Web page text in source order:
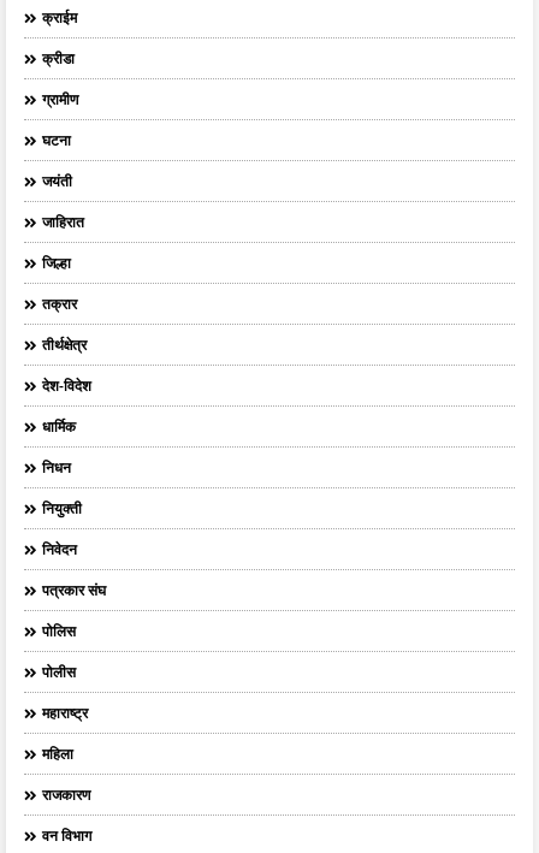
क्राईम
क्रीडा
ग्रामीण
घटना
जयंती
जाहिरात
जिल्हा
तक्रार
तीर्थक्षेत्र
देश-विदेश
धार्मिक
निधन
नियुक्ती
निवेदन
पत्रकार संघ
पोलिस
पोलीस
महाराष्ट्र
महिला
राजकारण
वन विभाग